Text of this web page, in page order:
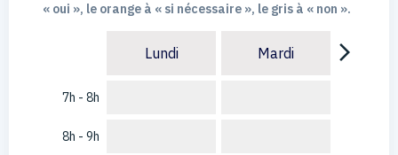
« oui », le orange à « si nécessaire », le gris à « non ».
7h - 8h
8h - 9h
Lundi Mardi arrow_forward_ios